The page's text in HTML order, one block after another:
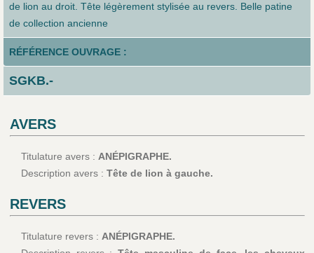
de lion au droit. Tête légèrement stylisée au revers. Belle patine
de collection ancienne
RÉFÉRENCE OUVRAGE :
SGKB.-
AVERS
Titulature avers : ANÉPIGRAPHE.
Description avers : Tête de lion à gauche.
REVERS
Titulature revers : ANÉPIGRAPHE.